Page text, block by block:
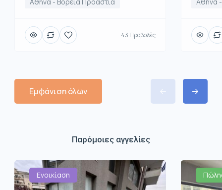
Αθήνα - Βόρεια Προάστια
43 Προβολές
Αθήνα
Εμφάνιση όλων
Παρόμοιες αγγελίες
Ενοικίαση